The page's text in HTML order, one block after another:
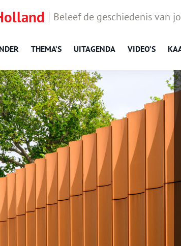
Beleef de geschiedenis van
THEMA’S UITAGENDA VIDEO’S